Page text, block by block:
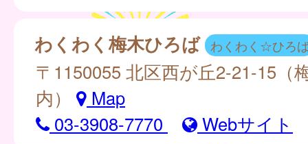
わくわく梅木ひろば わくわく☆ひろ
〒1150055 北区西が丘2-21-15（
内）
Map
03-3908-7770
Webサイト